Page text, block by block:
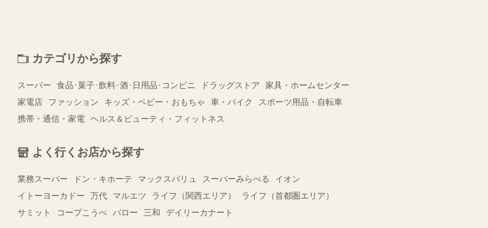
カテゴリから探す
スーパー 食品･菓子･飲料･酒･日用品･コンビニ ドラッグストア
家具・ホームセンター
家電店
ファッション キッズ・ベビー・おもちゃ 車・バイク
スポーツ用品・自転車
携帯・通信・家電 ヘルス＆ビューティ・フィットネス
よく行くお店から探す
業務スーパー ドン・キホーテ マックスバリュ スーパーみらべる
イオン
イトーヨーカドー
万代 マルエツ ライフ（関西エリア）
ライフ（首都圏エリア）
サミット
コープこうべ バロー 三和 デイリーカナート